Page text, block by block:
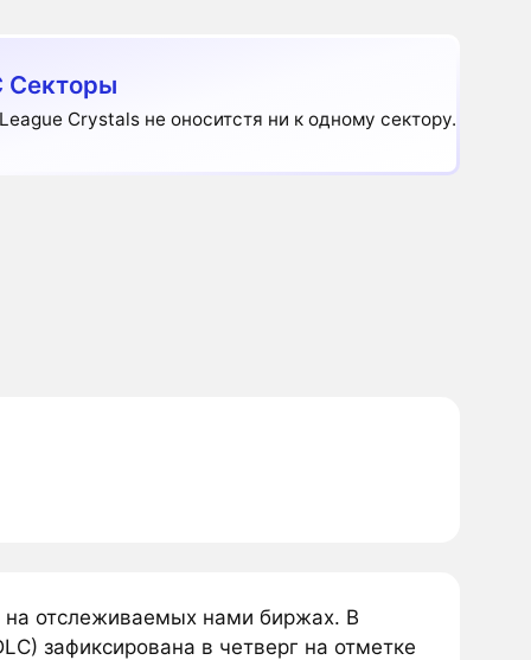
Секторы
Crystals не оноситстя ни к одному сектору.
на отслеживаемых нами биржах. В
зафиксирована в четверг на отметке